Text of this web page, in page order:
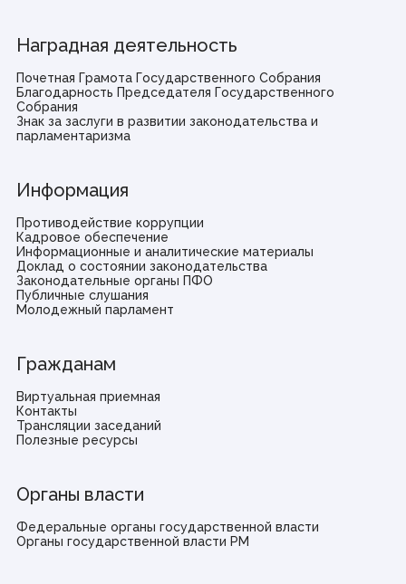
Наградная деятельность
Почетная Грамота Государственного Собрания
Благодарность Председателя Государственного
Собрания
Знак за заслуги в развитии законодательства и
парламентаризма
Информация
Противодействие коррупции
Кадровое обеспечение
Информационные и аналитические материалы
Доклад о состоянии законодательства
Законодательные органы ПФО
Публичные слушания
Молодежный парламент
Гражданам
Виртуальная приемная
Контакты
Трансляции заседаний
Полезные ресурсы
Органы власти
Федеральные органы государственной власти
Органы государственной власти РМ